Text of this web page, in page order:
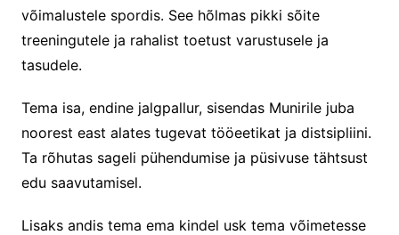
võimalustele spordis. See hõlmas pikki sõite
treeningutele ja rahalist toetust varustusele ja
tasudele.
Tema isa, endine jalgpallur, sisendas Munirile juba
noorest east alates tugevat tööeetikat ja distsipliini.
Ta rõhutas sageli pühendumise ja püsivuse tähtsust
edu saavutamisel.
Lisaks andis tema ema kindel usk tema võimetesse